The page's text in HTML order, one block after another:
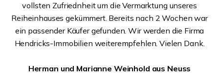
vollsten Zufriednheit um die Vermarktung unseres
Reiheinhauses gekümmert. Bereits nach 2 Wochen war
ein passender Käufer gefunden. Wir werden die Firma
Hendricks-Immobilien weiterempfehlen. Vielen Dank.
Herman und Marianne Weinhold aus Neuss